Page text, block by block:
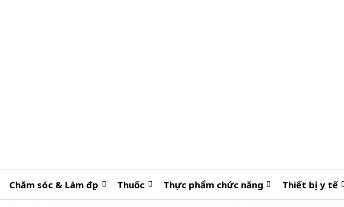
Chăm sóc & Làm đẹp Thuốc Thực phẩm chức năng Thiết bị y tế